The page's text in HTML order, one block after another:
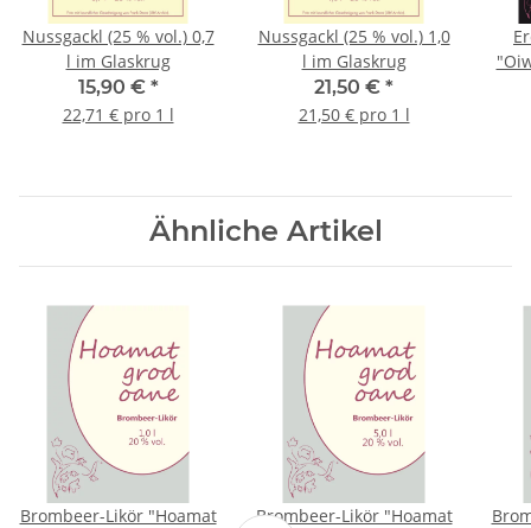
Nussgackl (25 % vol.) 0,7
l im Glaskrug
15,90 € *
22,71 € pro 1 l
Nussgackl (25 % vol.) 1,0
l im Glaskrug
21,50 € *
21,50 € pro 1 l
Ähnliche Artikel
Brombeer-Likör "Hoamat
Brombeer-Likör "Hoamat